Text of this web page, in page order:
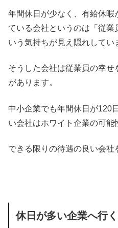
年間休日が少なく、有給休暇
ている会社というのは「従業
いう気持ちが見え隠れしてい
そうした会社は従業員の幸
があります。
中小企業でも年間休日が120
い会社はホワイト企業の可能
できる限りの待遇の良い会社
休日が多い企業へ行